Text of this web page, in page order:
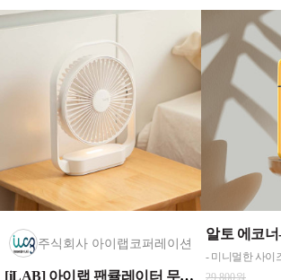
주식회사 아이랩코퍼레이션
[iLAB] 아이랩 팬큘레이터 무드등 탁상용 선풍기 / iLAB-WFL
29,800원